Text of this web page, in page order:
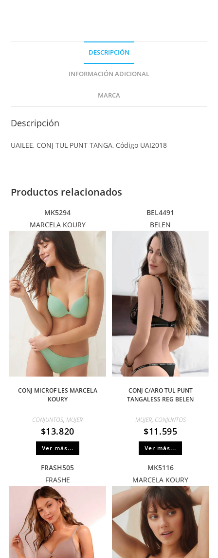
DESCRIPCIÓN
INFORMACIÓN ADICIONAL
MARCA
Descripción
UAILEE, CONJ TUL PUNT TANGA, Código UAI2018
Productos relacionados
MK5294
MARCELA KOURY
CONJ MICROF LES MARCELA
KOURY
CONJUNTOS,MUJER
$13.820
Ver más...
BEL4491
BELEN
CONJ C/ARO TUL PUNT
TANGALESS REG BELEN
MUJER, CONJUNTOS
$11.595
Ver más...
FRASH505
FRASHE
MK5116
MARCELA KOURY